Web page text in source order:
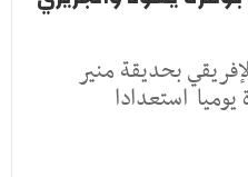
بحديقة منير
استعدادا